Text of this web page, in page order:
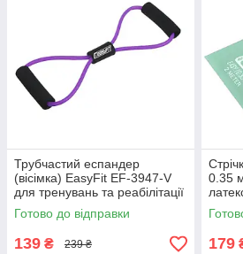
Трубчастий еспандер
(вісімка) EasyFit EF-3947-V
для тренувань та реабілітації
Фіолетовий
Готово до відправки
139 ₴ 239 ₴
0.35
йоги
(EF-
179